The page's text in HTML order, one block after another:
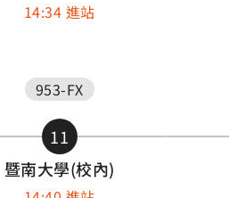
14:34 進站
953-FX
11
暨南大學(校內)